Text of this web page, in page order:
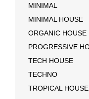
MINIMAL
MINIMAL HOUSE
ORGANIC HOUSE
PROGRESSIVE
TECH HOUSE
TECHNO
TROPICAL HOUSE